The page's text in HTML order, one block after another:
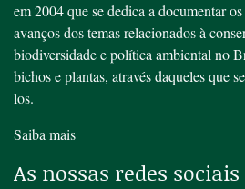
em 2004 que se dedica a documentar
avanços dos temas relacionados à
biodiversidade e política ambiental no
bichos e plantas, através daqueles que
los.
Saiba mais
As nossas redes sociais